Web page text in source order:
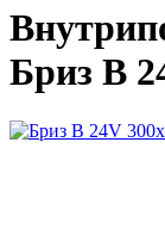
Бриз В